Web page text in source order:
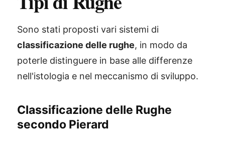
Sono stati proposti vari sistemi di
classificazione delle rughe, in modo da
poterle distinguere in base alle differenze
nell'istologia e nel meccanismo di sviluppo.
Classificazione delle Rughe
secondo Pierard